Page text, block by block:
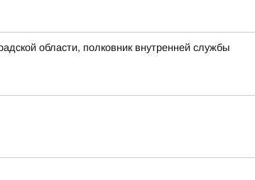
области, полковник внутренней службы